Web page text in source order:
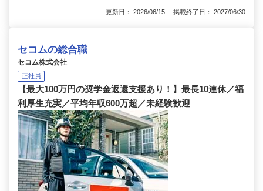
更新日： 2026/06/15 掲載終了日： 2027/06/30
セコムの総合職
セコム株式会社
正社員
【最大100万円の奨学金返還支援あり！】最長10連休／福
利厚生充実／平均年収600万超／未経験歓迎